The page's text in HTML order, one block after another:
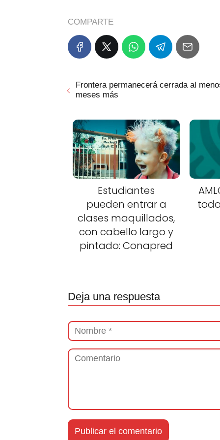
COMPARTE
Frontera permanecerá cerrada al
meses más
Estudiantes
pueden entrar a
clases maquillados,
con cabello largo y
pintado: Conapred
Deja una respuesta